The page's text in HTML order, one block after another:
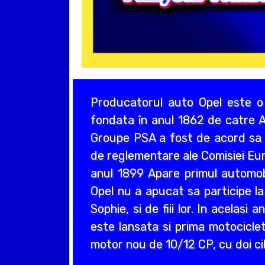
Producatorul auto Opel este
fondata în anul 1862 de catre
Groupe PSA a fost de acord
de reglementare ale Comisiei
anul 1899 Apare primul
Opel nu a apucat sa participe
Sophie, si de fiii lor. In acelasi
este lansata si prima
motor nou de 10/12 CP, cu doi